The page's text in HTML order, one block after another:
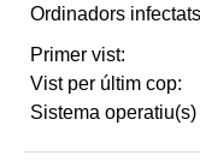
Ordinadors
Primer vist:
Vist per últim cop:
Sistema operatiu(s)